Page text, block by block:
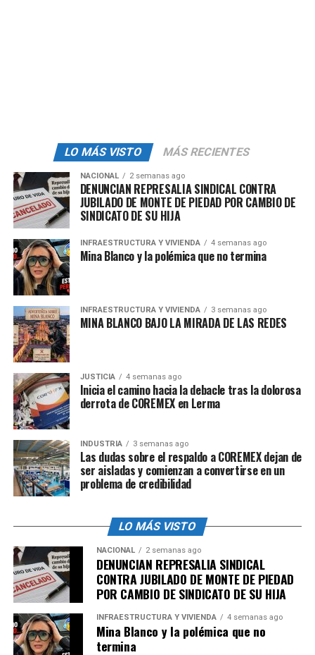
LO MÁS VISTO MÁS RECIENTES
NACIONAL 2 semanas ago
DENUNCIAN REPRESALIA SINDICAL CONTRA
JUBILADO DE MONTE DE PIEDAD POR CAMBIO DE
SINDICATO DE SU HIJA
INFRAESTRUCTURA Y VIVIENDA 4 semanas ago
Mina Blanco y la polémica que no termina
INFRAESTRUCTURA Y VIVIENDA 3 semanas ago
MINA BLANCO BAJO LA MIRADA DE LAS REDES
JUSTICIA 4 semanas ago
Inicia el camino hacia la debacle tras la dolorosa
derrota de COREMEX en Lerma
INDUSTRIA 3 semanas ago
Las dudas sobre el respaldo a COREMEX dejan de
ser aisladas y comienzan a convertirse en un
problema de credibilidad
LO MÁS VISTO
NACIONAL 2 semanas ago
DENUNCIAN REPRESALIA SINDICAL
CONTRA JUBILADO DE MONTE DE PIEDAD
POR CAMBIO DE SINDICATO DE SU HIJA
INFRAESTRUCTURA Y VIVIENDA 4 semanas ago
Mina Blanco y la polémica que no
termina